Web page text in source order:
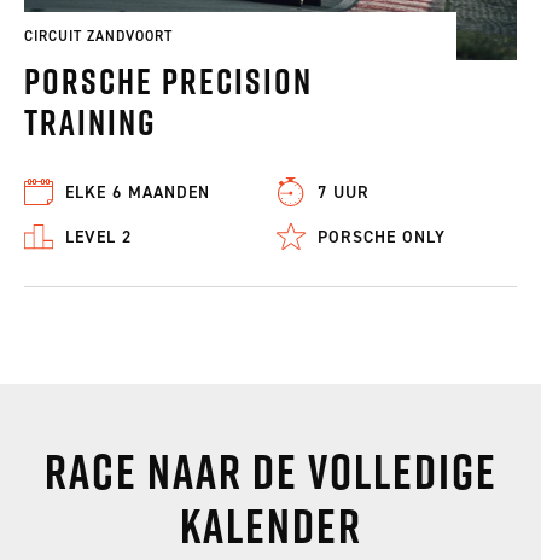
CIRCUIT ZANDVOORT
Porsche Precision
Training
ELKE 6 MAANDEN
7 UUR
LEVEL 2
PORSCHE ONLY
Race naar de volledige
kalender